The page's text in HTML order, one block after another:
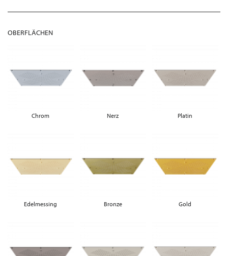
OBERFLÄCHEN
Chrom Nerz Platin
Edelmessing Bronze Gold